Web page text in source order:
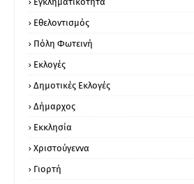
Εθελοντισμός
Πόλη Φωτεινή
Εκλογές
Δημοτικές Εκλογές
Δήμαρχος
Εκκλησία
Χριστούγεννα
Γιορτή